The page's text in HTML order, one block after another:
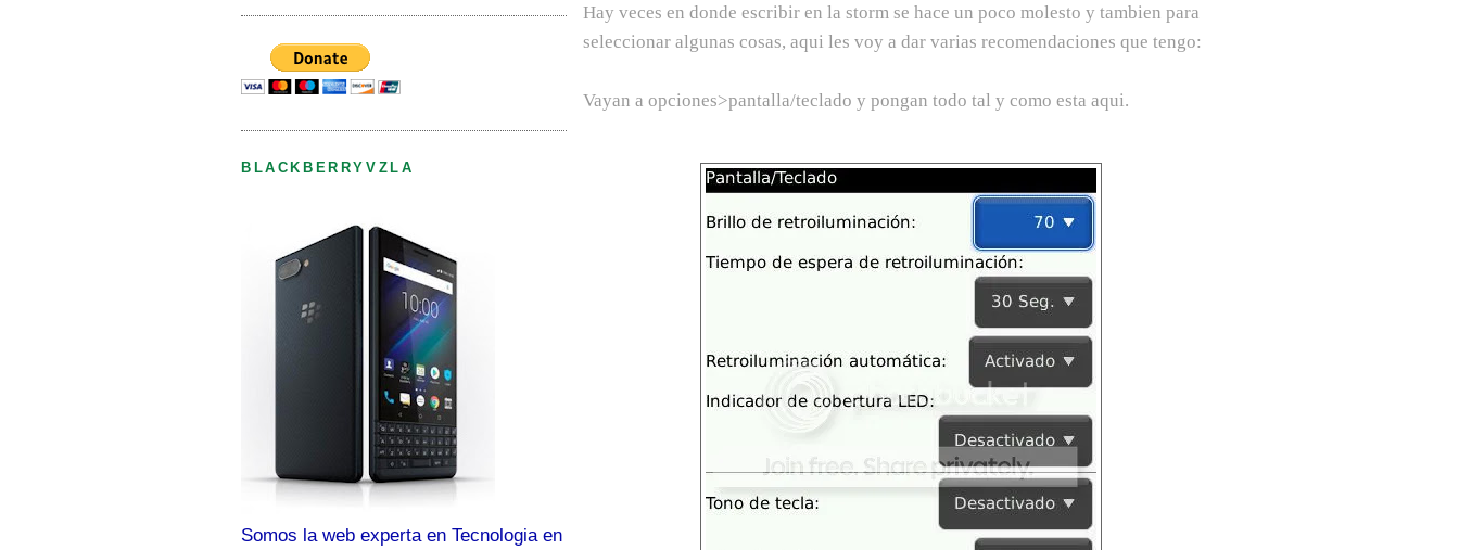
Hay veces en donde escribir en la storm se hace un poco molesto y tambien para
seleccionar algunas cosas, aqui les voy a dar varias recomendaciones que tengo:
Vayan a opciones>pantalla/teclado y pongan todo tal y como esta aqui.
BLACKBERRYVZLA
Somos la web experta en Tecnologia en